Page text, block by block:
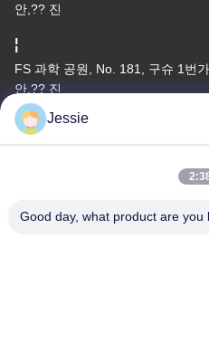
안,?? 진
¦
FS 과학 공원, No. 181, 구슈 1번
안,?? 진
전화
86-0755-22300563
Jessie
Good day, what product are you